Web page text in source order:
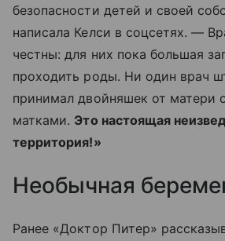
безопасности детей и своей
написала Келси в соцсетях. —
честны: для них пока большая
проходить роды. Ни один врач
принимал двойняшек от матери
матками. Это настоящая
территория!»
Необычная
Ранее «Доктор Питер»